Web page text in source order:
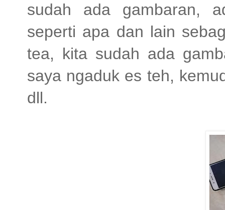
sudah ada gambaran,
seperti apa dan lain
tea, kita sudah ada
saya ngaduk es teh,
dll.